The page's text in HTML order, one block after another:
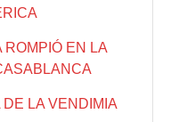
ROMPIÓ EN LA
LA VENDIMIA